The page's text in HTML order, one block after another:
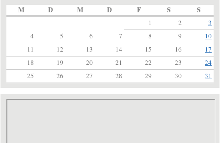
M D M D F S S
1 2
3
4
5 6 7 8 9
10
11
12 13 14 15 16
17
18
19 20 21 22 23
24
25
26 27 28 29 30 31